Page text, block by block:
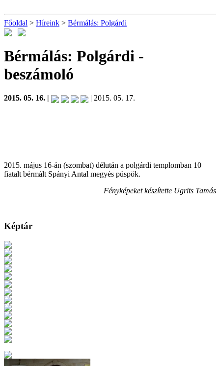
Főoldal > Híreink > Bérmálás: Polgárdi
Bérmálás: Polgárdi -
beszámoló
2015. 05. 16. | | 2015. 05. 17.
2015. május 16-án (szombat) délután a polgárdi templomban 10
fiatalt bérmált Spányi Antal megyés püspök.
Fényképeket készítette Ugrits Tamás
Képtár